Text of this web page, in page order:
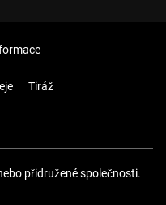
Tiráž
přidružené společnosti.